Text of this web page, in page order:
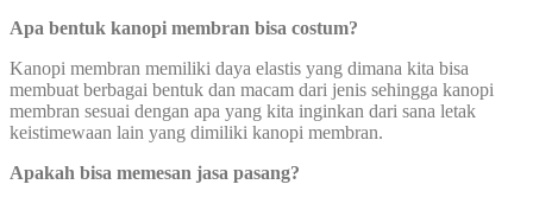
Apa bentuk kanopi membran bisa costum?
Kanopi membran memiliki daya elastis yang dimana kita bisa
membuat berbagai bentuk dan macam dari jenis sehingga kanopi
membran sesuai dengan apa yang kita inginkan dari sana letak
keistimewaan lain yang dimiliki kanopi membran.
Apakah bisa memesan jasa pasang?